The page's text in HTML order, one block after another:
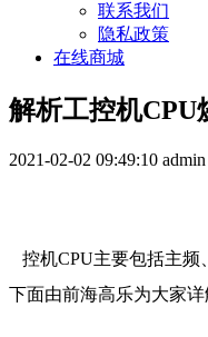
联系我们
隐私政策
在线商城
解析工控机CPU
2021-02-02 09:49:10 admin
控机CPU主要包括主频
下面由前海高乐为大家